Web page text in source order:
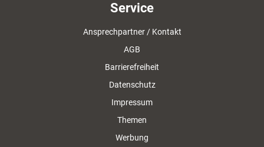
Service
Ansprechpartner / Kontakt
AGB
Barrierefreiheit
Datenschutz
Impressum
Themen
Werbung